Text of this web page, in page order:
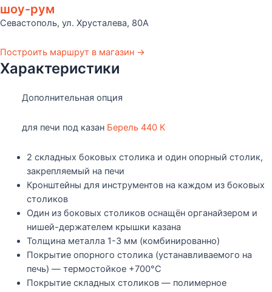
шоу-рум
Севастополь, ул. Хрусталева, 80А
Построить маршрут в магазин →
Характеристики
Дополнительная опция
для печи под казан Берель 440 К
2 складных боковых столика и один опорный столик,
закрепляемый на печи
Кронштейны для инструментов на каждом из боковых
столиков
Один из боковых столиков оснащён органайзером и
нишей-держателем крышки казана
Толщина металла 1-3 мм (комбинированно)
Покрытие опорного столика (устанавливаемого на
печь) — термостойкое +700°С
Покрытие складных столиков — полимерное